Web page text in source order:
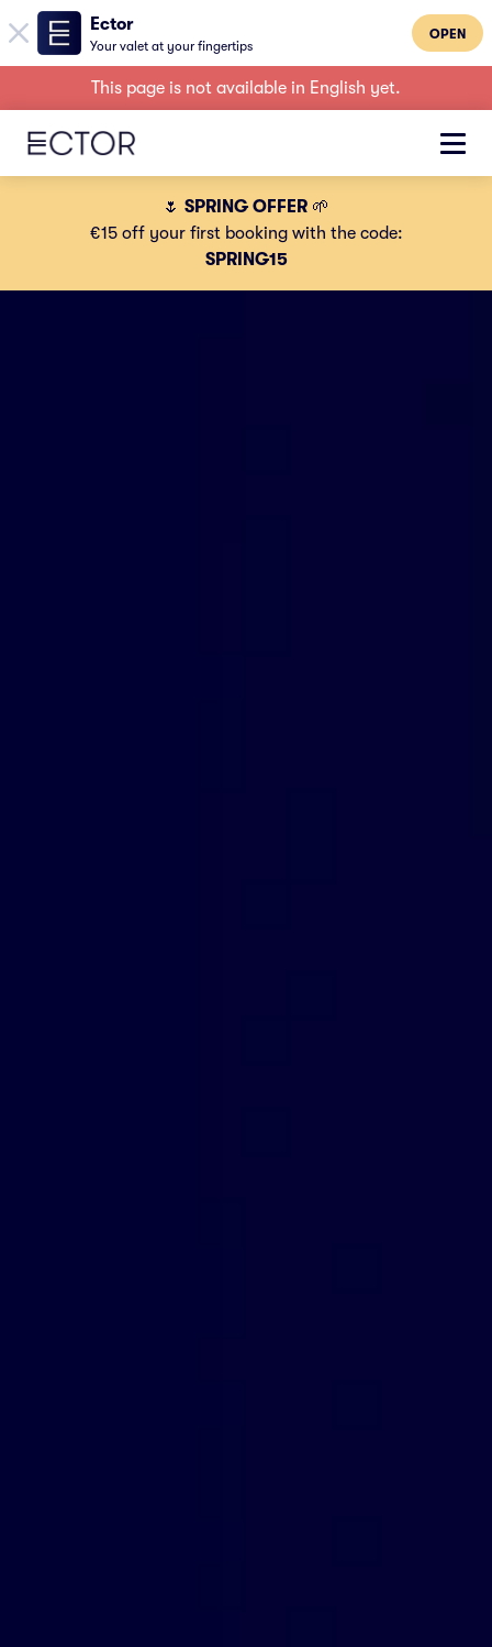
Ector
Your valet at your fingertips
OPEN
This page is not available in English yet.
🌷 SPRING OFFER 🌱
€15 off your first booking with the code:
SPRING15